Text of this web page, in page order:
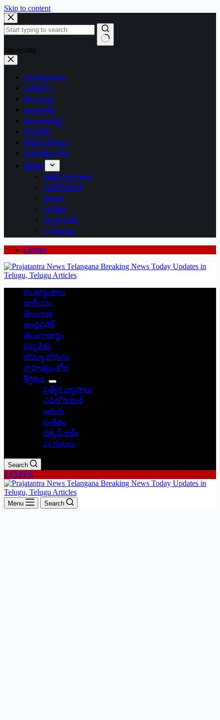
Skip to content
No results
ముఖ్యాంశాలు
జాతీయం
తెలంగాణ
ఆంధ్రప్రదేశ్
తెలంగాణార్థం
సన్నివేశం
బొమ్మా బొరుసు
సాహిత్యం-శోభ
శీర్షికలు
ప్రత్యేక వ్యాసాలు
ఎడిటోరియల్
అరుగు
సంకేతం
దక్కన్.కామ్
24 గంటలు
EPaper
ముఖ్యాంశాలు
జాతీయం
తెలంగాణ
ఆంధ్రప్రదేశ్
తెలంగాణార్థం
సన్నివేశం
బొమ్మా బొరుసు
సాహిత్యం-శోభ
శీర్షికలు
ప్రత్యేక వ్యాసాలు
ఎడిటోరియల్
అరుగు
సంకేతం
దక్కన్.కామ్
24 గంటలు
Search
EPAPER
Menu Search